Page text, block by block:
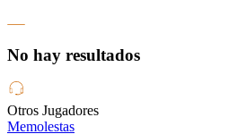
No hay resultados
Otros Jugadores
Memolestas